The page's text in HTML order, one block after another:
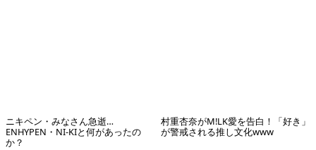
ニキペン・みなさん急逝…
ENHYPEN・NI-KIと何があったの
か？
村重杏奈がM!LK愛を告白！「好き」
が警戒される推し文化www